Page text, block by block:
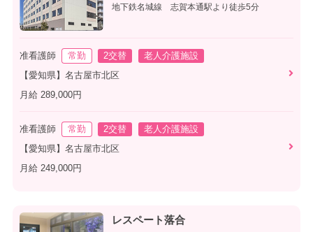
地下鉄名城線 志賀本通駅より徒歩5分
准看護師 常勤 2交替
老人介護施設
【愛知県】名古屋市北区
月給 289,000円
准看護師 常勤 2交替
老人介護施設
【愛知県】名古屋市北区
月給 249,000円
レスペート落合